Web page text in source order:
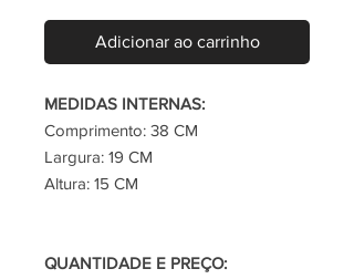
Adicionar ao carrinho
MEDIDAS INTERNAS:
Comprimento: 38 CM
Largura: 19 CM
Altura: 15 CM
QUANTIDADE E PREÇO: